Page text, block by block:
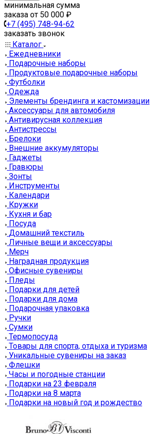
минимальная сумма
заказа от 50 000 ₽
+7 (495) 748-94-62
заказать звонок
Каталог
Ежедневники
Подарочные наборы
Продуктовые подарочные наборы
Футболки
Одежда
Элементы брендинга и кастомизации
Аксессуары для автомобиля
Антивирусная коллекция
Антистрессы
Брелоки
Внешние аккумуляторы
Гаджеты
Гравюры
Зонты
Инструменты
Календари
Кружки
Кухня и бар
Посуда
Домашний текстиль
Личные вещи и аксессуары
Мерч
Наградная продукция
Офисные сувениры
Пледы
Подарки для детей
Подарки для дома
Подарочная упаковка
Ручки
Сумки
Термопосуда
Товары для спорта, отдыха и туризма
Уникальные сувениры на заказ
Флешки
Часы и погодные станции
Подарки на 23 февраля
Подарки на 8 марта
Подарки на новый год и рождество